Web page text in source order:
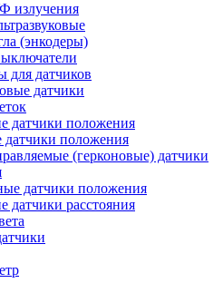
излучения
(энкодеры)
для датчиков
датчики
датчики положения
датчики положения
(герконовые) датчики
датчики положения
датчики расстояния